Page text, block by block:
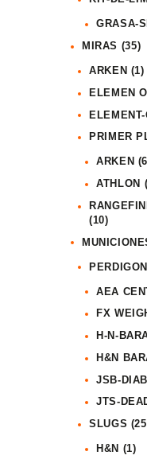
GRASA-
MIRAS (35)
ARKEN (1)
ELEMEN
PRIMER
ARKEN
ATHLON
(10)
AEA
FX
H-N-
H&N
JSB-
JTS-
SLUGS
H&N (1)